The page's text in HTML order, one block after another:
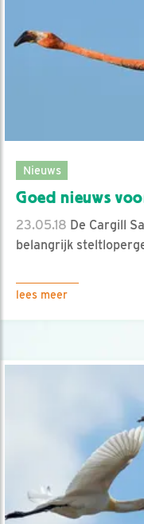
Nieuws
Goed nieuws
23.05.18 De Cargill
belangrijk
lees meer